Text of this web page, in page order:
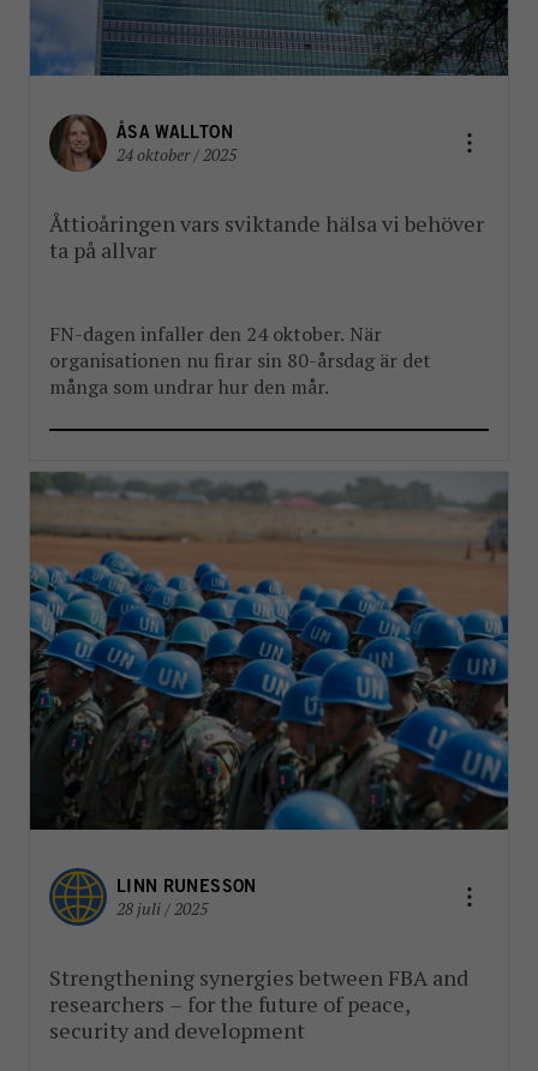
ÅSA WALLTON
24 oktober / 2025
Åttioåringen vars sviktande hälsa vi behöver
ta på allvar
FN-dagen infaller den 24 oktober. När
organisationen nu firar sin 80-årsdag är det
många som undrar hur den mår.
LINN RUNESSON
28 juli / 2025
Strengthening synergies between FBA and
researchers – for the future of peace,
security and development